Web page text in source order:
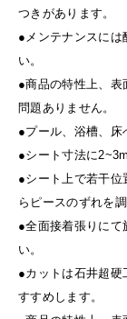
つきがあります。
●メンテナンスには
い。
●商品の特性上、表
問題ありません。
●プール、浴槽、床
●シート寸法に
●シート上で若干位
らピースのずれを
●全面接着張りにて
い。
●カットは石井超硬
すすめします。